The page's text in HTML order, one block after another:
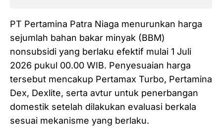
PT Pertamina Patra Niaga menurunkan harga
sejumlah bahan bakar minyak (BBM)
nonsubsidi yang berlaku efektif mulai 1 Juli
2026 pukul 00.00 WIB. Penyesuaian harga
tersebut mencakup Pertamax Turbo, Pertamina
Dex, Dexlite, serta avtur untuk penerbangan
domestik setelah dilakukan evaluasi berkala
sesuai mekanisme yang berlaku.